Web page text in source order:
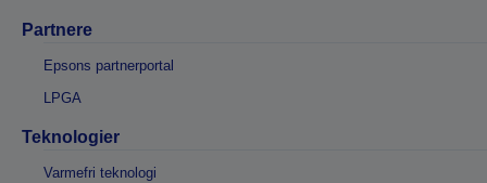
Partnere
Epsons partnerportal
LPGA
Teknologier
Varmefri teknologi